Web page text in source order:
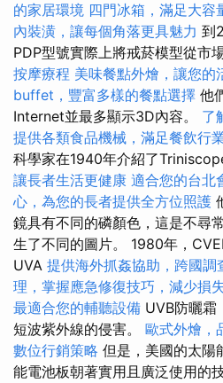
的家居環境 四門冰箱，滿足大容
內裝潢，讓每個角落更具魅力 到
PDP型號實際上將戒菸模型從市
按摩療程 美味餐點外燴，讓您的
buffet，豐富多樣的餐點選擇 他
Internet並最多顯示3D內容。 了
提供各類食品機械，滿足餐飲行
科學家在1940年介紹了
讓長者生活更健康 適合您的台北
心，為您的長者提供全方位照護
鏡具有不同的磷顏色，這是不尋
生了不同的圖片。 1980年，
UVA 提供海外抓姦協助，跨國調
理，掌握應急修復技巧，減少損
最適合您的輔聽設備 UVB防曬霜
短波紫外線的侵害。 歐式外燴，
數位行銷策略 但是，美國的太陽
能電池板朝著實用且廣泛使用的